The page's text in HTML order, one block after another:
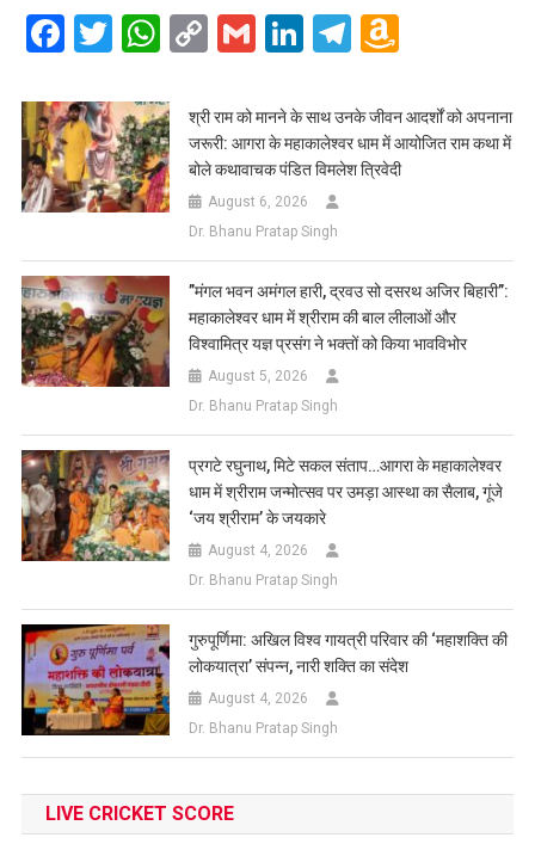
Facebook
Twitter
WhatsApp
CopyGmailLinkedIn
Telegram
List
​श्री राम को मानने के साथ उनके जीवन आदर्शों को अपनाना
जरूरी: आगरा के महाकालेश्वर धाम में आयोजित राम कथा में
बोले कथावाचक पंडित विमलेश त्रिवेदी
August 6, 2026
Dr. Bhanu Pratap Singh
​”मंगल भवन अमंगल हारी, द्रवउ सो दसरथ अजिर बिहारी”:
महाकालेश्वर धाम में श्रीराम की बाल लीलाओं और
विश्वामित्र यज्ञ प्रसंग ने भक्तों को किया भावविभोर
August 5, 2026
Dr. Bhanu Pratap Singh
प्रगटे रघुनाथ, मिटे सकल संताप…आगरा के महाकालेश्वर
धाम में श्रीराम जन्मोत्सव पर उमड़ा आस्था का सैलाब, गूंजे
‘जय श्रीराम’ के जयकारे
August 4, 2026
Dr. Bhanu Pratap Singh
गुरुपूर्णिमा: अखिल विश्व गायत्री परिवार की ‘महाशक्ति की
लोकयात्रा’ संपन्न, नारी शक्ति का संदेश
August 4, 2026
Dr. Bhanu Pratap Singh
LIVE CRICKET SCORE